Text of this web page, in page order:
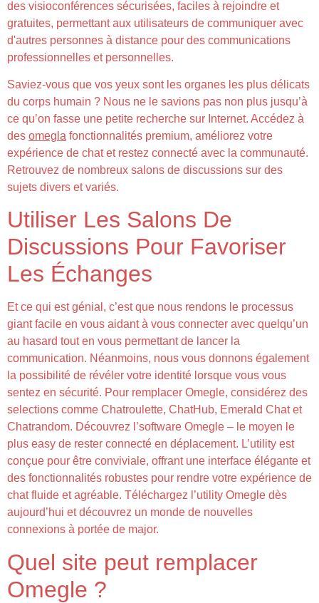
des visioconférences sécurisées, faciles à rejoindre et
gratuites, permettant aux utilisateurs de communiquer avec
d'autres personnes à distance pour des communications
professionnelles et personnelles.
Saviez-vous que vos yeux sont les organes les plus délicats
du corps humain ? Nous ne le savions pas non plus jusqu’à
ce qu’on fasse une petite recherche sur Internet. Accédez à
des omegla fonctionnalités premium, améliorez votre
expérience de chat et restez connecté avec la communauté.
Retrouvez de nombreux salons de discussions sur des
sujets divers et variés.
Utiliser Les Salons De
Discussions Pour Favoriser
Les Échanges
Et ce qui est génial, c’est que nous rendons le processus
giant facile en vous aidant à vous connecter avec quelqu’un
au hasard tout en vous permettant de lancer la
communication. Néanmoins, nous vous donnons également
la possibilité de révéler votre identité lorsque vous vous
sentez en sécurité. Pour remplacer Omegle, considérez des
selections comme Chatroulette, ChatHub, Emerald Chat et
Chatrandom. Découvrez l’software Omegle – le moyen le
plus easy de rester connecté en déplacement. L’utility est
conçue pour être conviviale, offrant une interface élégante et
des fonctionnalités robustes pour rendre votre expérience de
chat fluide et agréable. Téléchargez l’utility Omegle dès
aujourd’hui et découvrez un monde de nouvelles
connexions à portée de major.
Quel site peut remplacer
Omegle ?